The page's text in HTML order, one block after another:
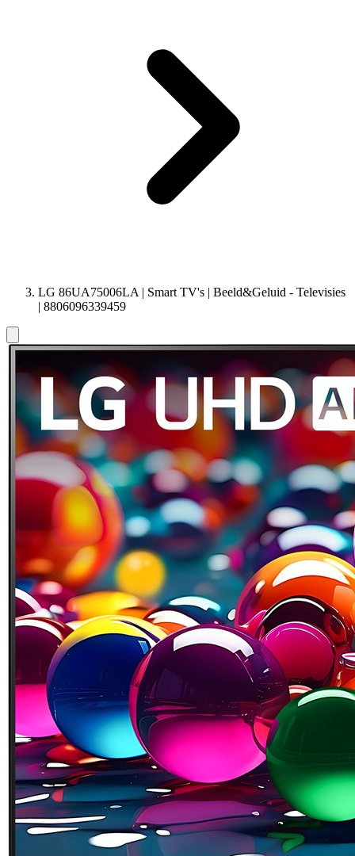
LG 86UA75006LA | Smart TV's | Beeld&Geluid - Televisies
| 8806096339459